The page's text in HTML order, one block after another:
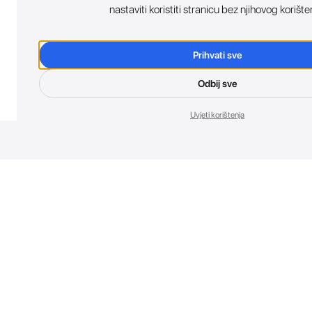
nastaviti koristiti stranicu bez njihovog
Prihvati sve
Odbij sve
Uvjeti korištenja